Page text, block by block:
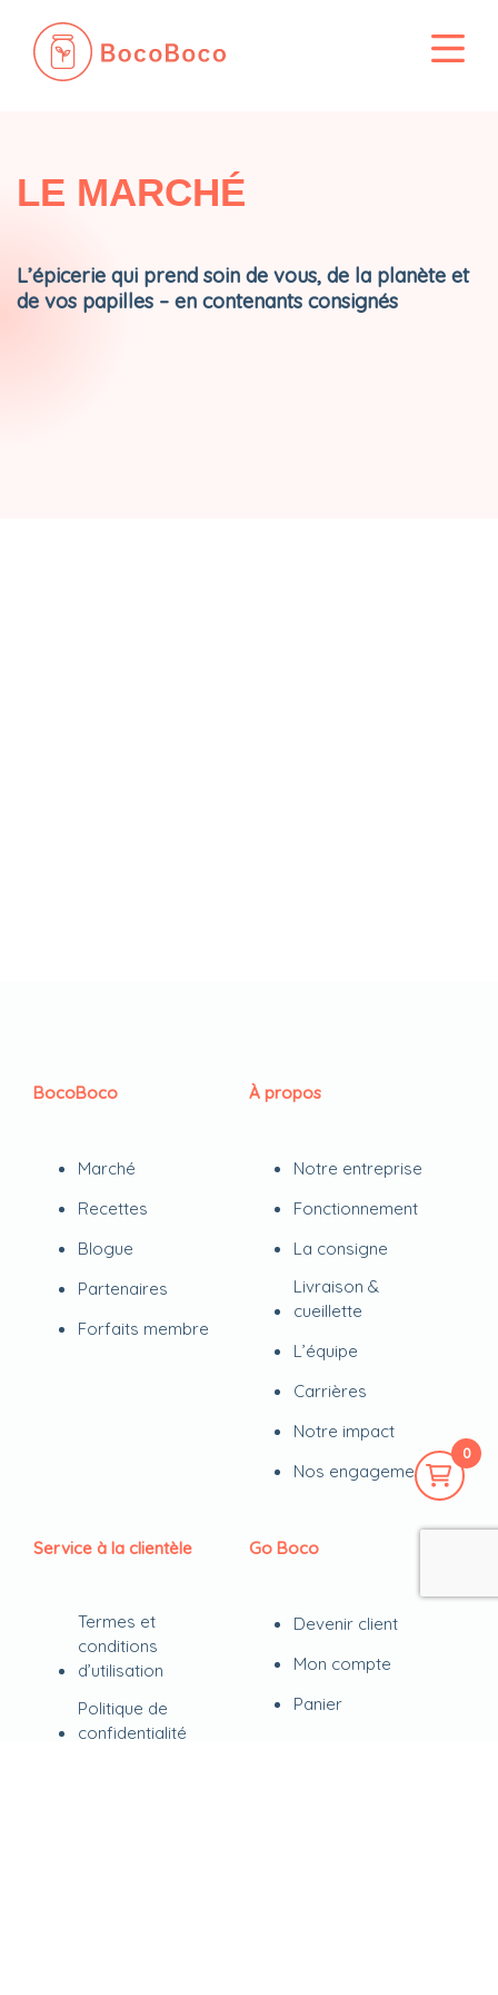
contenu
0
LE MARCHÉ
L’épicerie qui prend soin de vous, de la planète et
de vos papilles – en contenants consignés
BocoBoco
Marché
Recettes
Blogue
Partenaires
Forfaits membre
À propos
Notre entreprise
Fonctionnement
La consigne
Livraison &
cueillette
L’équipe
Carrières
Notre impact
Nos engagements
Service à la clientèle
Termes et
conditions
d’utilisation
Politique de
confidentialité
Go Boco
Devenir client
Mon compte
Panier